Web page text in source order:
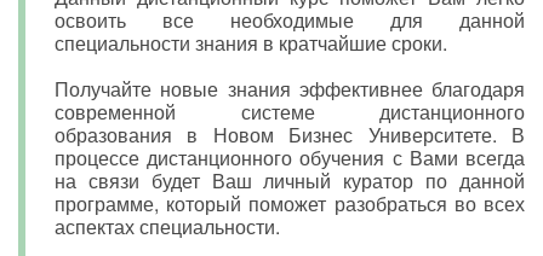
освоить все необходимые для данной
специальности знания в кратчайшие сроки.
Получайте новые знания эффективнее благодаря
современной системе дистанционного
образования в Новом Бизнес Университете. В
процессе дистанционного обучения с Вами всегда
на связи будет Ваш личный куратор по данной
программе, который поможет разобраться во всех
аспектах специальности.